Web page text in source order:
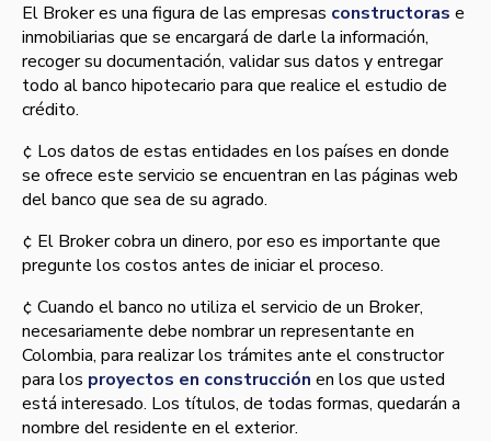
El Broker es una figura de las empresas constructoras e
inmobiliarias que se encargará de darle la información,
recoger su documentación, validar sus datos y entregar
todo al banco hipotecario para que realice el estudio de
crédito.
¢ Los datos de estas entidades en los paí­ses en donde
se ofrece este servicio se encuentran en las páginas web
del banco que sea de su agrado.
¢ El Broker cobra un dinero, por eso es importante que
pregunte los costos antes de iniciar el proceso.
¢ Cuando el banco no utiliza el servicio de un Broker,
necesariamente debe nombrar un representante en
Colombia, para realizar los trámites ante el constructor
para los proyectos en construcción en los que usted
está interesado. Los tí­tulos, de todas formas, quedarán a
nombre del residente en el exterior.